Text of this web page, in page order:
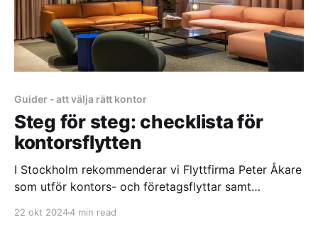
Guider - att välja rätt kontor
Steg för steg: checklista för
kontorsflytten
I Stockholm rekommenderar vi Flyttfirma Peter Åkare
som utför kontors- och företagsflyttar samt
22 okt 20244 min read